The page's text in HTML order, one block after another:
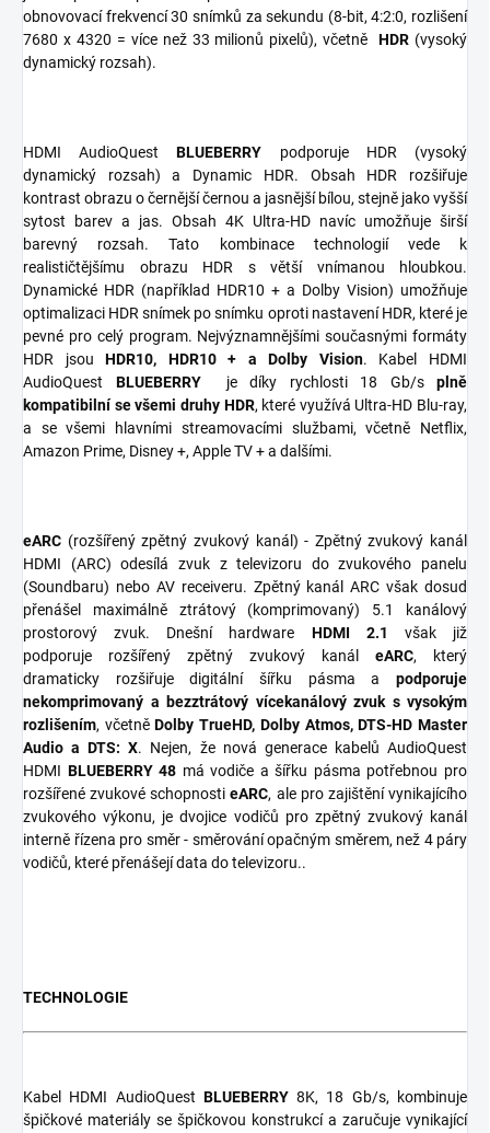
obnovovací frekvencí 30 snímků za sekundu (8-bit, 4:2:0, rozlišení
7680 x 4320 = více než 33 milionů pixelů), včetněHDR (vysoký
dynamický rozsah).
HDMI AudioQuestBLUEBERRY podporuje HDR (vysoký
dynamický rozsah) a Dynamic HDR. Obsah HDR rozšiřuje
kontrast obrazu o černější černou a jasnější bílou, stejně jako vyšší
sytost barev a jas. Obsah 4K Ultra-HD navíc umožňuje širší
barevný rozsah. Tato kombinace technologií vede k
realističtějšímu obrazu HDR s větší vnímanou hloubkou.
Dynamické HDR (například HDR10 + a Dolby Vision) umožňuje
optimalizaci HDR snímek po snímku oproti nastavení HDR, které je
pevné pro celý program. Nejvýznamnějšími současnými formáty
HDR jsouHDR10, HDR10 + a Dolby Vision. Kabel HDMI
AudioQuest BLUEBERRY je díky rychlosti 18 Gb/s plně
kompatibilní se všemi druhy HDR, které využívá Ultra-HD Blu-ray,
a se všemi hlavními streamovacími službami, včetně Netflix,
Amazon Prime, Disney +, Apple TV + a dalšími.
eARC (rozšířený zpětný zvukový kanál) - Zpětný zvukový kanál
HDMI (ARC) odesílá zvuk z televizoru do zvukového panelu
(Soundbaru) nebo AV receiveru. Zpětný kanál ARC však dosud
přenášel maximálně ztrátový (komprimovaný) 5.1 kanálový
prostorový zvuk. Dnešní hardware HDMI 2.1
však již
podporuje rozšířený zpětný zvukový kanál eARC, který
dramaticky rozšiřuje digitální šířku pásma a podporuje
nekomprimovaný a bezztrátový vícekanálový zvuk s vysokým
rozlišením, včetněDolby TrueHD, Dolby Atmos, DTS-HD Master
Audio a DTS: X. Nejen, že nová generace kabelů AudioQuest
HDMI BLUEBERRY48 má vodiče a šířku pásma potřebnou pro
rozšířené zvukové schopnostieARC, ale pro zajištění vynikajícího
zvukového výkonu, je dvojice vodičů pro zpětný zvukový kanál
interně řízena pro směr - směrování opačným směrem, než 4 páry
vodičů, které přenášejí data do televizoru..
TECHNOLOGIE
Kabel HDMI AudioQuest BLUEBERRY8K, 18 Gb/s, kombinuje
špičkové materiály se špičkovou konstrukcí a zaručuje vynikající